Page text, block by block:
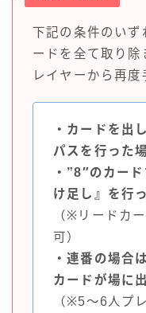
下記の条件のいず
ードを全て取り
レイヤーから再度
・カードを出
パスを行った
・”8″のカー
け足し』を行
（※リードカ
可）
・連番の場合
カードが場に
（※5～6人プ